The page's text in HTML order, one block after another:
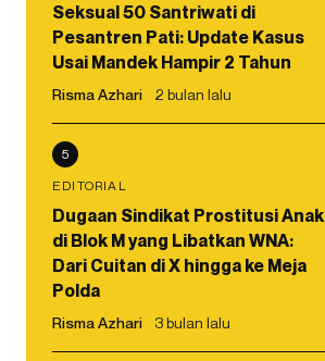
Seksual 50 Santriwati di
Pesantren Pati: Update Kasus
Usai Mandek Hampir 2 Tahun
Risma Azhari 2 bulan lalu
5
EDITORIAL
Dugaan Sindikat Prostitusi Anak
di Blok M yang Libatkan WNA:
Dari Cuitan di X hingga ke Meja
Polda
Risma Azhari 3 bulan lalu